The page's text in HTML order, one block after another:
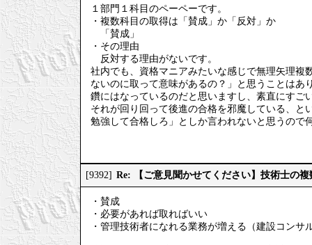
１部門１科目のペーペーです。
・複数科目の取得は「賛成」か「反対」か
「賛成」
・その理由
反対する理由がないです。
社内でも、資格マニアみたいな感じで無理矢理複
ないのに取って意味があるの？」と思うことは
鑽にはなっているのだと思いますし、素直にすご
それが回り回って後進の合格を邪魔している、
勉強して合格しろ」としか言われないと思うので
[9392] Re: 【ご意見聞かせてください】技術士の
・賛成
・必要があれば取ればいい
・管理技術者になれる業務が増える（建設コンサ